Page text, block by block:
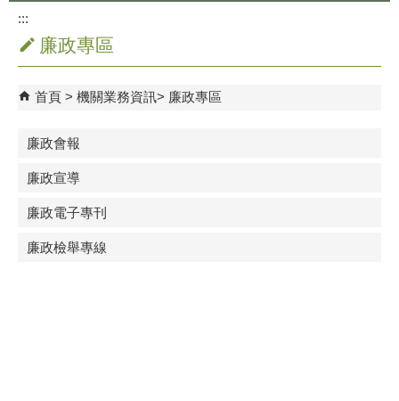
:::
廉政專區
首頁 機關業務資訊 廉政專區
廉政會報
廉政宣導
廉政電子專刊
廉政檢舉專線